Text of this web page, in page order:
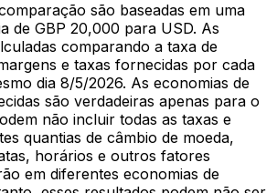
são baseadas em uma
de GBP 20,000 para USD. As
comparando a taxa de
e taxas fornecidas por cada
dia 8/5/2026. As economias de
são verdadeiras apenas para o
não incluir todas as taxas e
quantias de câmbio de moeda,
horários e outros fatores
em diferentes economias de